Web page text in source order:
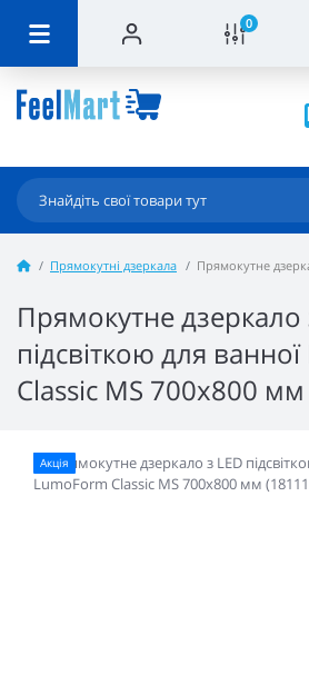
0
Прямокутні дзеркала Прямокутне
Прямокутне дзеркало
підсвіткою для
Classic MS 700x800
Акція